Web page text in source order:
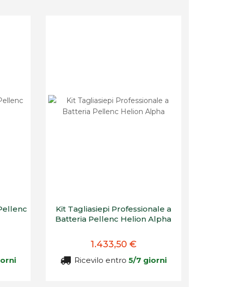
Kit Tagliasiepi Professionale a
Batteria Pellenc Helion Alpha
1.433,50 €
Ricevilo entro 5/7 giorni